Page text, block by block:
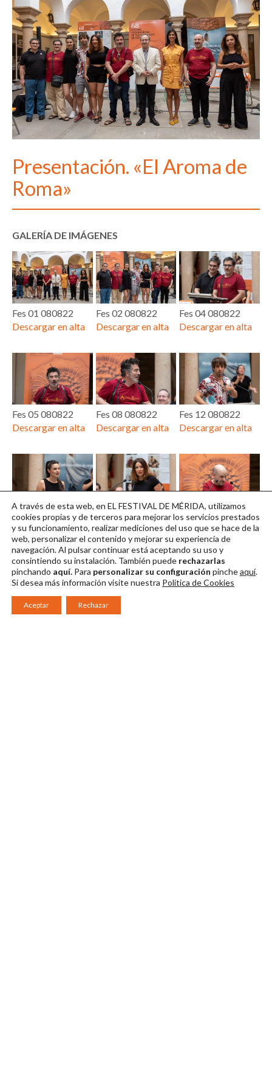
Presentación. «El Aroma de
Roma»
GALERÍA DE IMÁGENES
Fes 01 080822
Descargar en alta
Fes 02 080822
Descargar en alta
Fes 04 080822
Descargar en alta
Fes 05 080822
Descargar en alta
Fes 08 080822
Descargar en alta
Fes 12 080822
Descargar en alta
Fes 14 080822
Descargar en alta
Fes 15 080822
Descargar en alta
Fes 16 080822
Descargar en alta
A través de esta web, en EL FESTIVAL DE MÉRIDA, utilizamos
cookies propias y de terceros para mejorar los servicios prestados
y su funcionamiento, realizar mediciones del uso que se hace de la
web, personalizar el contenido y mejorar su experiencia de
navegación. Al pulsar continuarestá aceptando su uso y
consintiendo su instalación. También puede rechazarlas
pinchando aquí. Para personalizar su configuración pincheaquí.
Si desea más información visite nuestra Política de Cookies
Aceptar Rechazar